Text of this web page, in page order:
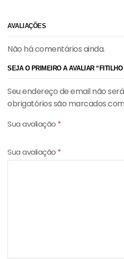
AVALIAÇÕES
Não há comentários ainda.
SEJA O PRIMEIRO A AVALIAR
Seu endereço de email não
obrigatórios são marcados com
Sua avaliação *
Sua avaliação *